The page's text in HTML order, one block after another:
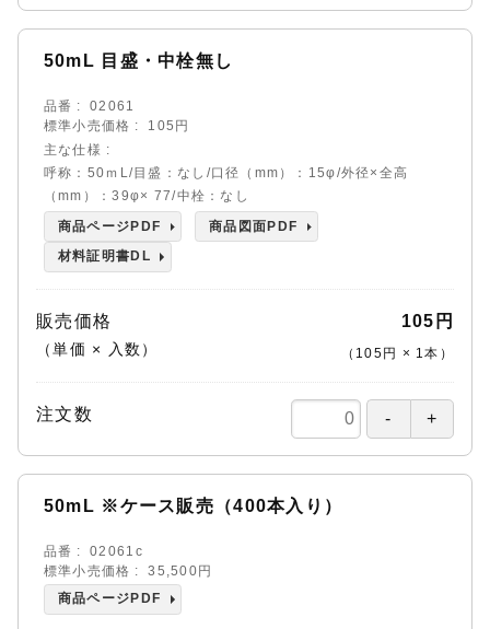
50mL 目盛・中栓無し
品番
02061
標準小売価格
105円
主な仕様
呼称：50ｍL/目盛：なし/口径（mm）：15φ/外径×全高
（mm）：39φ× 77/中栓：なし
商品ページPDF
商品図面PDF
材料証明書DL
販売価格
（単価 × 入数）
105円
（ 105円 × 1本 ）
注文数
50mL ※ケース販売（400本入り）
品番
02061c
標準小売価格
35,500円
商品ページPDF